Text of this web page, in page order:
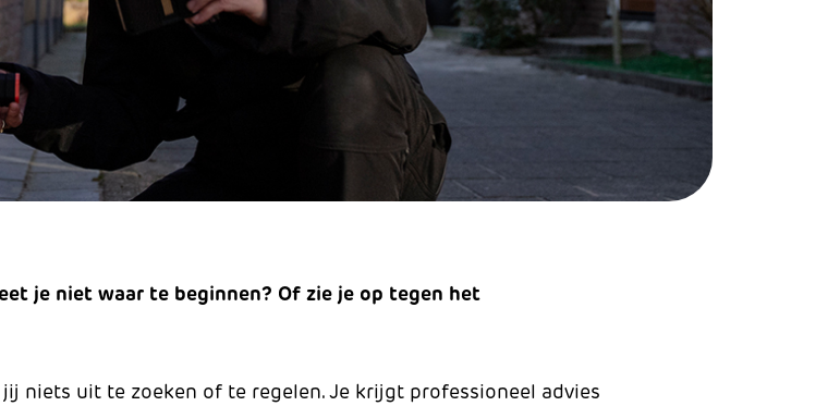
je niet waar te beginnen? Of zie je op tegen het
niets uit te zoeken of te regelen. Je krijgt professioneel advies